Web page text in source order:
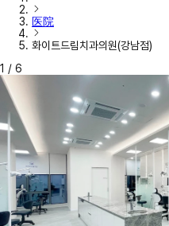
医院
화이트드림치과의원(강남점)
1 / 6